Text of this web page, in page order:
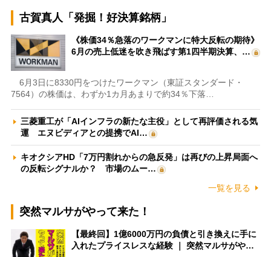
古賀真人「発掘！好決算銘柄」
《株価34％急落のワークマンに特大反転の期待》
6月の売上低迷を吹き飛ばす第1四半期決算、…
6月3日に8330円をつけたワークマン（東証スタンダード・
7564）の株価は、わずか1カ月あまりで約34％下落…
三菱重工が「AIインフラの新たな主役」として再評価される気
運 エヌビディアとの提携でAI…
キオクシアHD「7万円割れからの急反発」は再びの上昇局面へ
の反転シグナルか？ 市場のムー…
一覧を見る
突然マルサがやって来た！
【最終回】1億6000万円の負債と引き換えに手に
入れたプライスレスな経験 ｜ 突然マルサがや…